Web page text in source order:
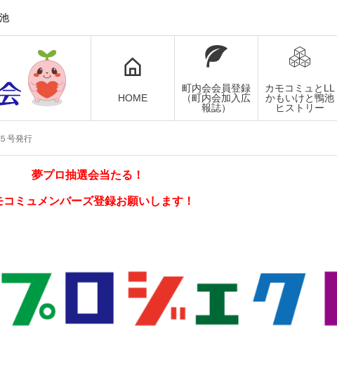
HOME
町内会会員登録
（町内会加入広
報誌）
カモコミュとLL
かもいけと鴨池
ヒストリー
号発行
夢プロ抽選会当たる！
コミュメンバーズ登録お願いします！